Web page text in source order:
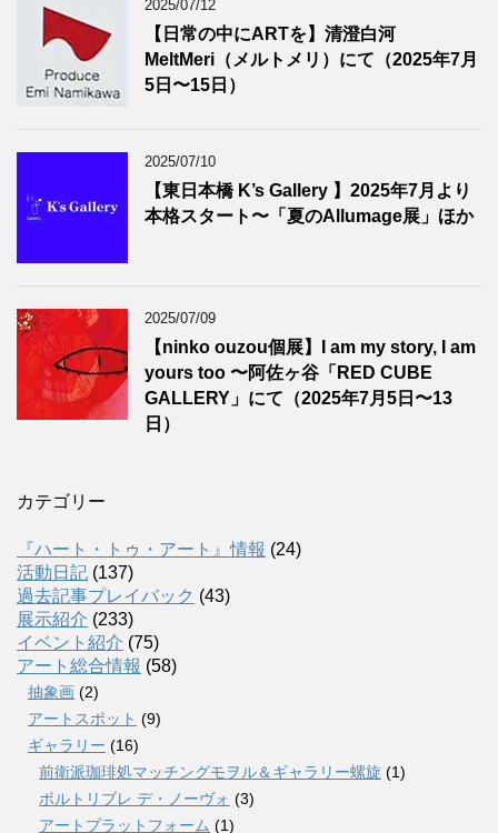
2025/07/12
【日常の中にARTを】清澄白河
MeltMeri（メルトメリ）にて（2025年7月
5日〜15日）
2025/07/10
【東日本橋 K’s Gallery 】2025年7月より
本格スタート〜「夏のAllumage展」ほか
2025/07/09
【ninko ouzou個展】I am my story, I am
yours too 〜阿佐ヶ谷「RED CUBE
GALLERY」にて（2025年7月5日〜13
日）
カテゴリー
『ハート・トゥ・アート』情報 (24)
活動日記 (137)
過去記事プレイバック (43)
展示紹介 (233)
イベント紹介 (75)
アート総合情報 (58)
抽象画 (2)
アートスポット (9)
ギャラリー (16)
前衛派珈琲処マッチングモヲル＆ギャラリー螺旋 (1)
ポルトリブレ デ・ノーヴォ (3)
アートプラットフォーム (1)